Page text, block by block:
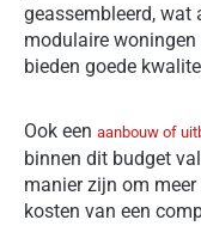
geassembleerd, wat
modulaire woningen
bieden goede
Ook een aanbouw of
binnen dit budget
manier zijn om
kosten van een